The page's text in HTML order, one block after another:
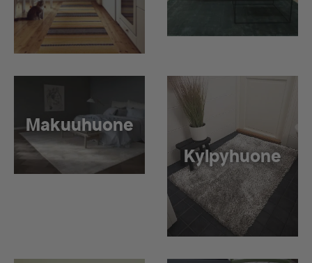
Makuuhuone
Kylpyhuone